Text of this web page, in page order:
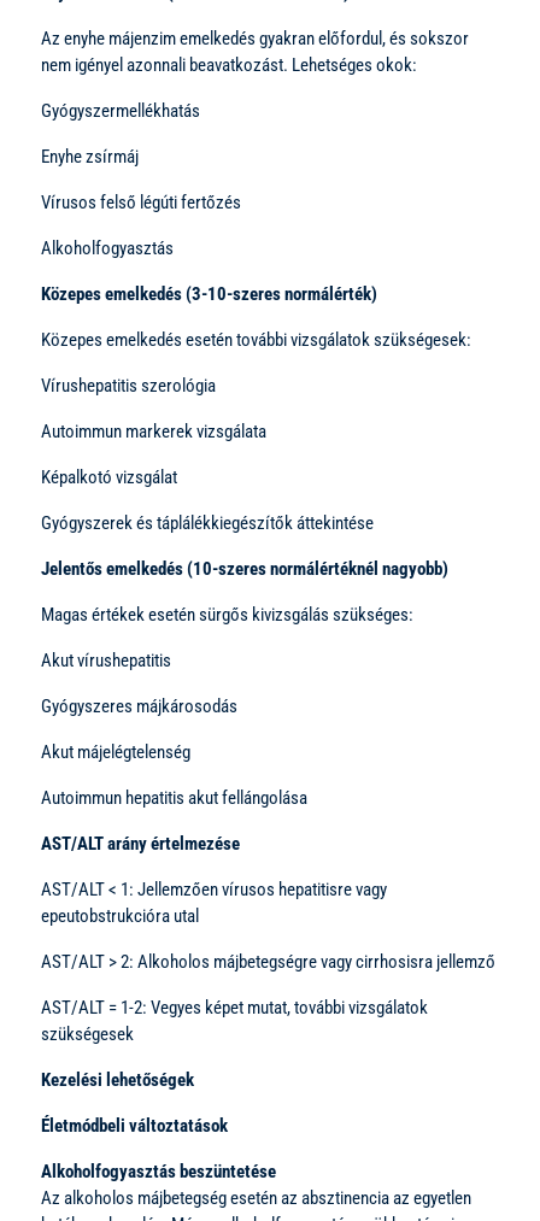
Az enyhe májenzim emelkedés gyakran előfordul, és sokszor
nem igényel azonnali beavatkozást. Lehetséges okok:
Gyógyszermellékhatás
Enyhe zsírmáj
Vírusos felső légúti fertőzés
Alkoholfogyasztás
Közepes emelkedés (3-10-szeres normálérték)
Közepes emelkedés esetén további vizsgálatok szükségesek:
Vírushepatitis szerológia
Autoimmun markerek vizsgálata
Képalkotó vizsgálat
Gyógyszerek és táplálékkiegészítők áttekintése
Jelentős emelkedés (10-szeres normálértéknél nagyobb)
Magas értékek esetén sürgős kivizsgálás szükséges:
Akut vírushepatitis
Gyógyszeres májkárosodás
Akut májelégtelenség
Autoimmun hepatitis akut fellángolása
AST/ALT arány értelmezése
AST/ALT < 1: Jellemzően vírusos hepatitisre vagy
epeutobstrukcióra utal
AST/ALT > 2: Alkoholos májbetegségre vagy cirrhosisra jellemző
AST/ALT = 1-2: Vegyes képet mutat, további vizsgálatok
szükségesek
Kezelési lehetőségek
Életmódbeli változtatások
Alkoholfogyasztás beszüntetése
Az alkoholos májbetegség esetén az absztinencia az egyetlen